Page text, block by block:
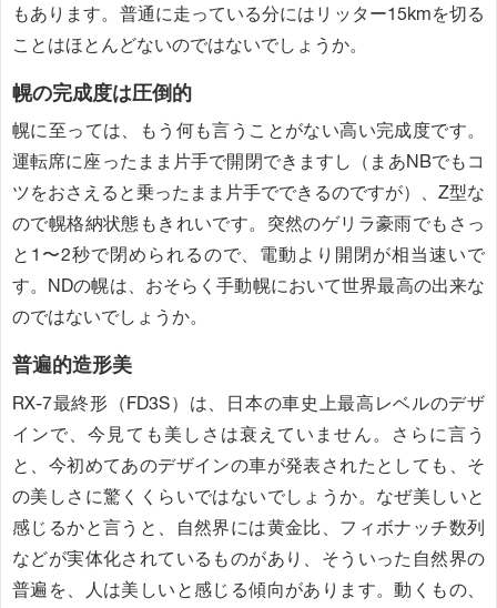
もあります。普通に走っている分にはリッター15kmを切る
ことはほとんどないのではないでしょうか。
幌の完成度は圧倒的
幌に至っては、もう何も言うことがない高い完成度です。
運転席に座ったまま片手で開閉できますし（まあNBでもコ
ツをおさえると乗ったまま片手でできるのですが）、Z型な
ので幌格納状態もきれいです。突然のゲリラ豪雨でもさっ
と1〜2秒で閉められるので、電動より開閉が相当速いで
す。NDの幌は、おそらく手動幌において世界最高の出来な
のではないでしょうか。
普遍的造形美
RX-7最終形（FD3S）は、日本の車史上最高レベルのデザ
インで、今見ても美しさは衰えていません。さらに言う
と、今初めてあのデザインの車が発表されたとしても、そ
の美しさに驚くくらいではないでしょうか。なぜ美しいと
感じるかと言うと、自然界には黄金比、フィボナッチ数列
などが実体化されているものがあり、そういった自然界の
普遍を、人は美しいと感じる傾向があります。動くもの、